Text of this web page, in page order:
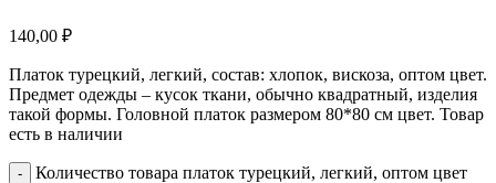
140,00 ₽
Платок турецкий, легкий, состав: хлопок, вискоза, оптом цвет.
Предмет одежды – кусок ткани, обычно квадратный, изделия
такой формы. Головной платок размером 80*80 см цвет. Товар
есть в наличии
Количество товара платок турецкий, легкий, оптом цвет